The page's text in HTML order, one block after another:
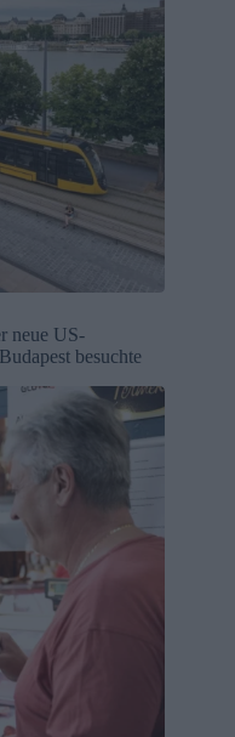
neue US-
besuchte